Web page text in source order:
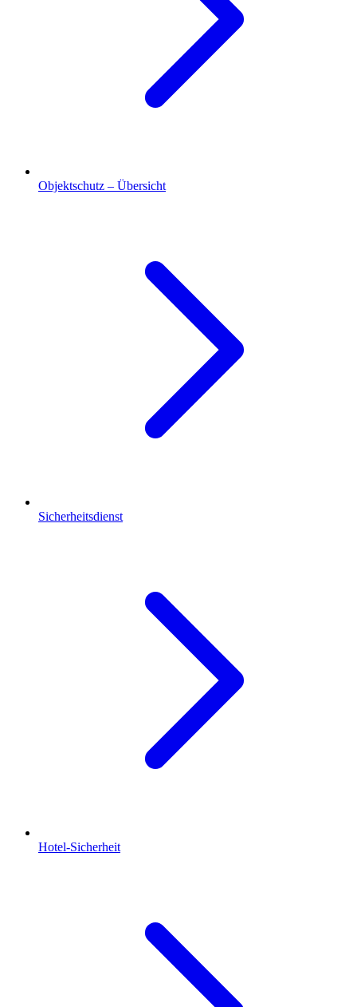
Objektschutz – Übersicht
Sicherheitsdienst
Hotel-Sicherheit